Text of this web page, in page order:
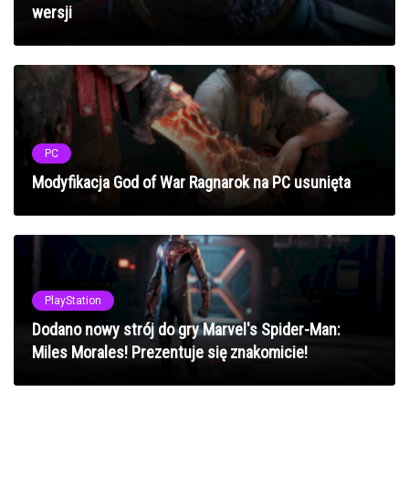
wersji
PC
Modyfikacja God of War Ragnarok na PC usunięta
PlayStation
Dodano nowy strój do gry Marvel's Spider-Man:
Miles Morales! Prezentuje się znakomicie!